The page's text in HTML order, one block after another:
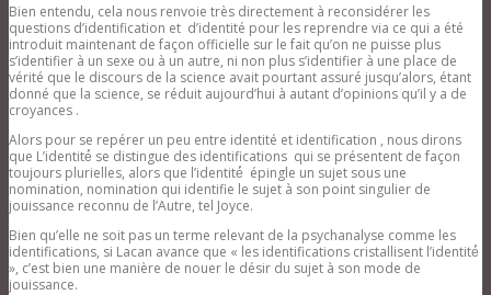
Bien entendu, cela nous renvoie très directement à reconsidérer les
questions d’identification et d’identité pour les reprendre via ce qui a été
introduit maintenant de façon officielle sur le fait qu’on ne puisse plus
s’identifier à un sexe ou à un autre, ni non plus s’identifier à une place de
vérité que le discours de la science avait pourtant assuré jusqu’alors, étant
donné que la science, se réduit aujourd’hui à autant d’opinions qu’il y a de
croyances .
Alors pour se repérer un peu entre identité et identification , nous dirons
que L’identité́ se distingue des identifications qui se présentent de façon
toujours plurielles, alors que l’identité́ épingle un sujet sous une
nomination, nomination qui identifie le sujet à son point singulier de
jouissance reconnu de l’Autre, tel Joyce.
Bien qu’elle ne soit pas un terme relevant de la psychanalyse comme les
identifications, si Lacan avance que « les identifications cristallisent l’identité́
», c’est bien une manière de nouer le désir du sujet à son mode de
jouissance.